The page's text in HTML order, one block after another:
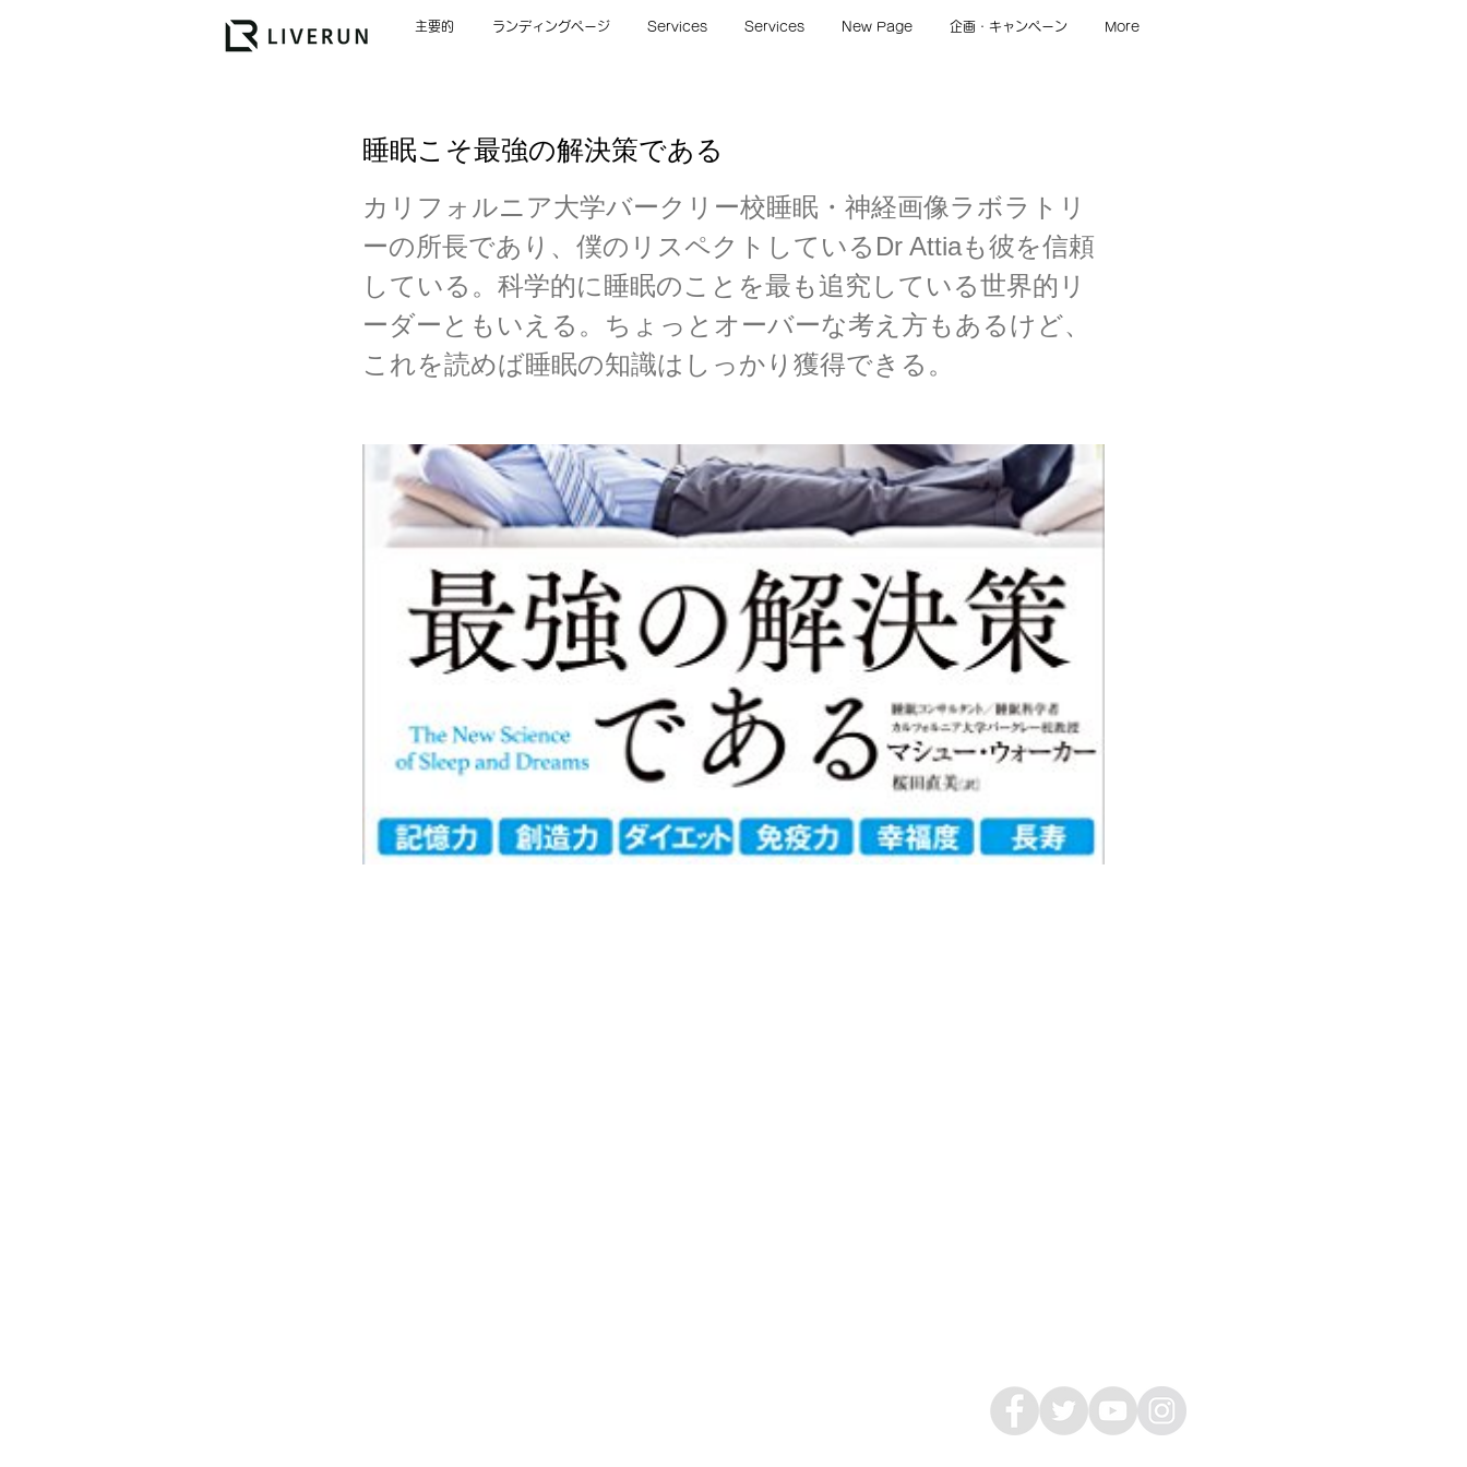
主要的 ランディングページ Services Services New Page 企画・キャンペーン More
睡眠こそ最強の解決策である
カリフォルニア大学バークリー校睡眠・神経画像ラボラトリ
ーの所長であり、僕のリスペクトしているDr Attiaも彼を信頼
している。科学的に睡眠のことを最も追究している世界的リ
ーダーともいえる。ちょっとオーバーな考え方もあるけど、
これを読めば睡眠の知識はしっかり獲得できる。